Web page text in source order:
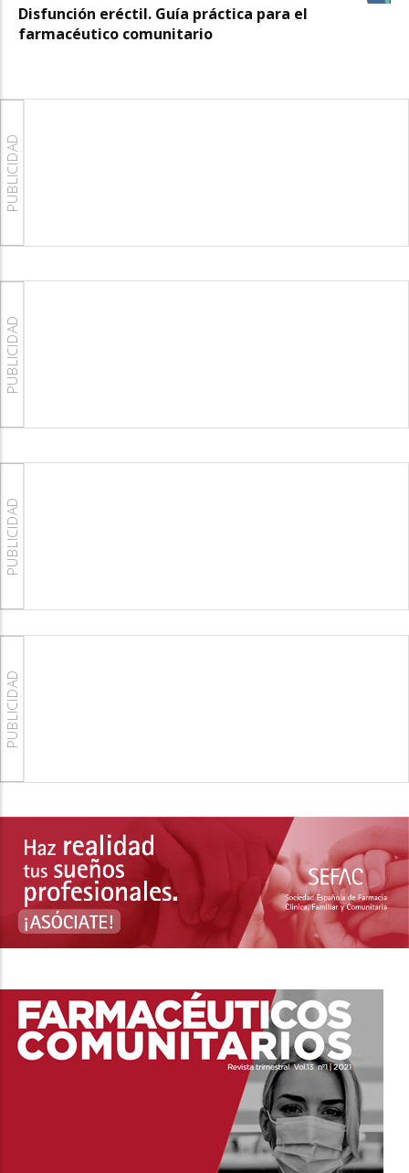
Disfunción eréctil. Guía práctica para el
farmacéutico comunitario
PUBLICIDAD
PUBLICIDAD
PUBLICIDAD
PUBLICIDAD